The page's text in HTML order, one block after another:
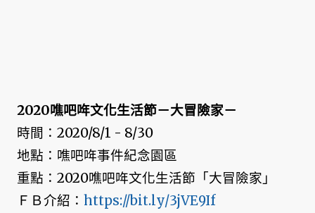
2020噍吧哖文化生活節－大冒險家－
時間：2020/8/1 - 8/30
地點：噍吧哖事件紀念園區
重點：2020噍吧哖文化生活節「大冒險家」
ＦＢ介紹： https://bit.ly/3jVE9If